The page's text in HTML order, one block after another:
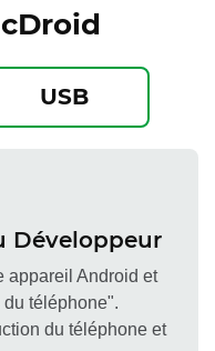
USB
Développeur
appareil Android et
téléphone".
du téléphone et